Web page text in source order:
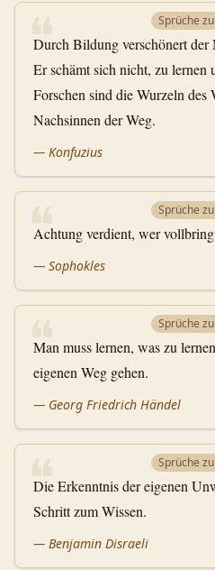
Sprüche
❝
Durch Bildung verschönert der
Er schämt sich nicht, zu lernen
Forschen sind die Wurzeln des
Nachsinnen der Weg.
— Konfuzius
Sprüche
❝
Achtung verdient, wer
— Sophokles
Sprüche
❝
Man muss lernen, was zu
eigenen Weg gehen.
— Georg Friedrich Händel
Sprüche
❝
Die Erkenntnis der eigenen
Schritt zum Wissen.
— Benjamin Disraeli